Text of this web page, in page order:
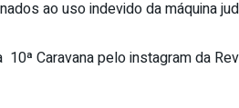
ao uso indevido da máquina
Caravana pelo instagram da